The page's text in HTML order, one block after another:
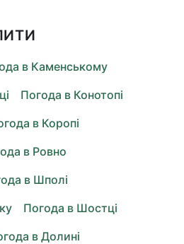
в Каменському
Погода в Конотопі
в Коропі
в Ровно
в Шполі
Погода в Шостці
в Долині